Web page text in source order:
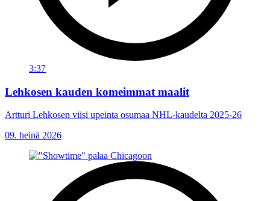
3:37
Lehkosen kauden komeimmat maalit
Artturi Lehkosen viisi upeinta osumaa NHL-kaudelta 2025-26
09. heinä 2026